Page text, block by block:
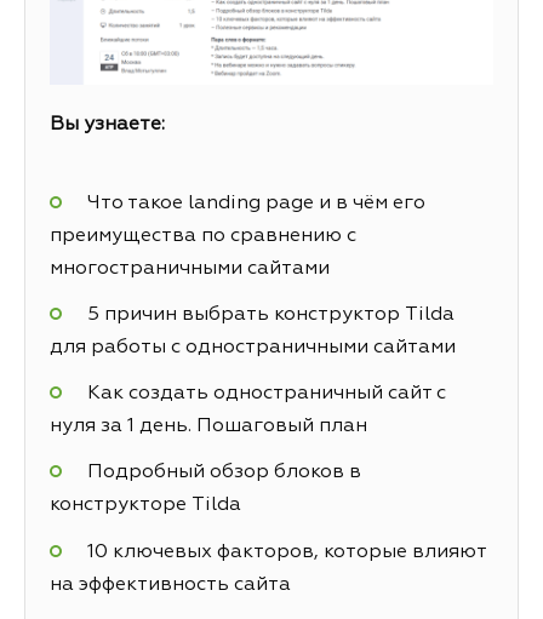
Вы узнаете:
Что такое landing page и в чём его
преимущества по сравнению с
многостраничными сайтами
5 причин выбрать конструктор Tilda
для работы с одностраничными сайтами
Как создать одностраничный сайт с
нуля за 1 день. Пошаговый план
Подробный обзор блоков в
конструкторе Tilda
10 ключевых факторов, которые влияют
на эффективность сайта